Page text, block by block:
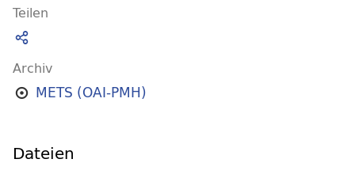
Teilen
Archiv
METS (OAI-PMH)
Dateien